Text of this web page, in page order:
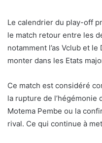
Le calendrier du play-off
le match retour entre les
notamment l’as Vclub et
monter dans les Etats
Ce match est considéré
la rupture de l’hégémonie
Motema Pembe ou la
rival. Ce qui continue à